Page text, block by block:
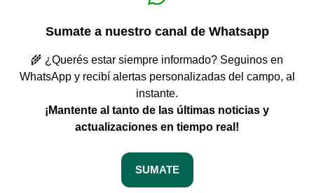
Sumate a nuestro canal de Whatsapp
🌾 ¿Querés estar siempre informado? Seguinos en
WhatsApp y recibí alertas personalizadas del campo, al
instante.
¡Mantente al tanto de las últimas noticias y
actualizaciones en tiempo real!
SUMATE